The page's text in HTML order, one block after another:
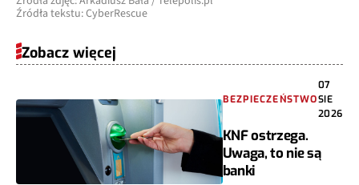
Źródła tekstu: CyberRescue
Zobacz więcej
BEZPIECZEŃSTWO
07
SIE
2026
KNF ostrzega.
Uwaga, to nie są
banki